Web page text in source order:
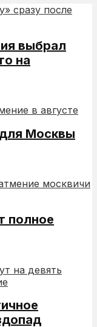
выбрал
на
Москвы
полное